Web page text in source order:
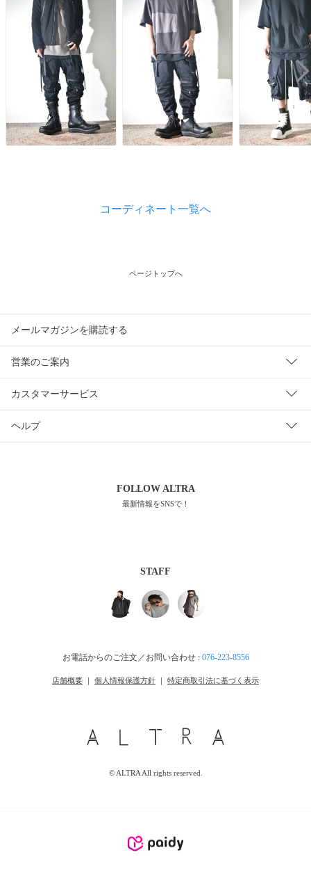
コーディネート一覧へ
ページトップへ
メールマガジンを購読する
営業のご案内
カスタマーサービス
ヘルプ
FOLLOWALTRA
最新情報をSNSで！
STAFF
お電話からのご注文／お問い合わせ : 076-223-8556
店舗概要 ｜ 個人情報保護方針 ｜ 特定商取引法に基づく表示
© ALTRA All rights reserved.